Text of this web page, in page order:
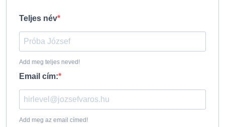
Teljes név
Add meg teljes neved!
Email cím:
Add meg az email címed!